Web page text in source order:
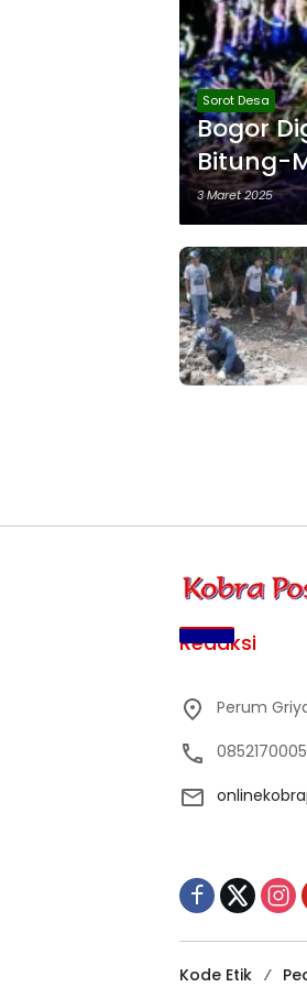
Sorot Desa
Bogor
Bitung-
3 Maret 2025
Redaksi
Perum
Kode Etik